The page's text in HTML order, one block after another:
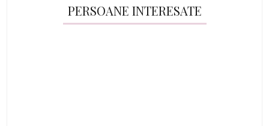
PERSOANE INTERESATE